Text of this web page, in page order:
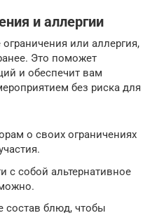
и аллергии
или аллергия,
Это поможет
и обеспечит вам
без риска для
о своих ограничениях
с собой альтернативное
состав блюд, чтобы